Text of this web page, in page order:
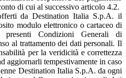
di cui al successivo articolo 4.2.
da Destination Italia S.p.A. il
modulo elettronico o cartaceo di
presenti Condizioni Generali di
al trattamento dei dati personali. Il
per la veridicità e correttezza
aggiornarli tempestivamente in caso
Destination Italia S.p.A. da ogni